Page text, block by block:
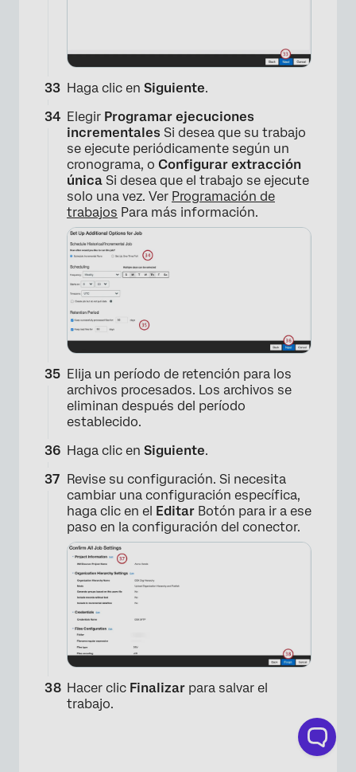
×
Haga clic en Siguiente.
Elegir Programar ejecuciones
incrementales Si desea que su trabajo
se ejecute periódicamente según un
cronograma, o Configurar extracción
única Si desea que el trabajo se ejecute
solo una vez. Ver Programación de
trabajos Para más información.
Elija un período de retención para los
archivos procesados. Los archivos se
eliminan después del período
establecido.
Haga clic en Siguiente.
Revise su configuración. Si necesita
cambiar una configuración específica,
haga clic en el Editar Botón para ir a ese
paso en la configuración del conector.
Hacer clic Finalizar para salvar el
trabajo.